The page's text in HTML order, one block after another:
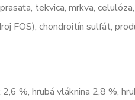
tekvica, mrkva,
FOS), chondroitín sulfát,
%, hrubá vláknina 2,8 %,